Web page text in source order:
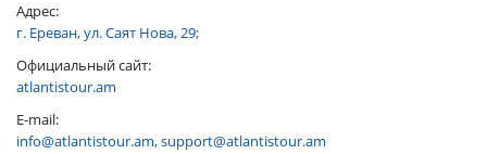
Адрес:
г. Ереван, ул. Саят Нова, 29;
Официальный сайт:
atlantistour.am
E-mail:
info@atlantistour.am, support@atlantistour.am